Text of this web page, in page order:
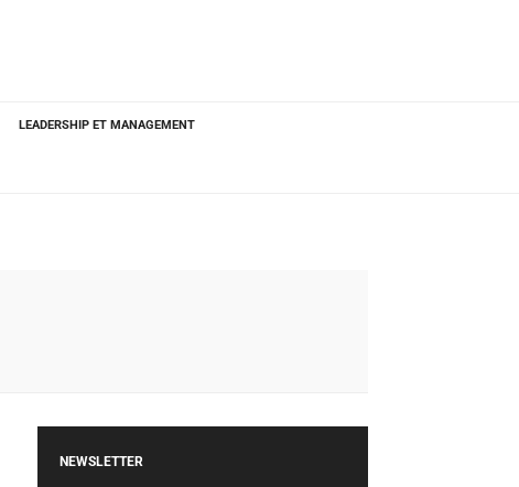
LEADERSHIP ET MANAGEMENT
NEWSLETTER